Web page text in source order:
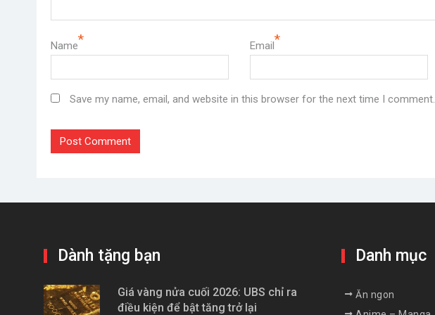
Name* Email*
Save my name, email, and website in this browser for the next time I comment.
Dành tặng bạn
Giá vàng nửa cuối 2026: UBS chỉ ra
điều kiện để bật tăng trở lại
Danh mục
Ăn ngon